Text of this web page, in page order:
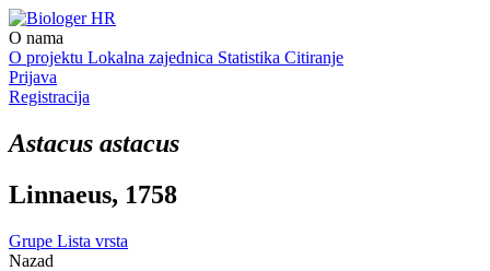
O nama
O projektu Lokalna zajednica Statistika Citiranje
Prijava
Registracija
Astacus astacus
Linnaeus, 1758
Grupe Lista vrsta
Nazad